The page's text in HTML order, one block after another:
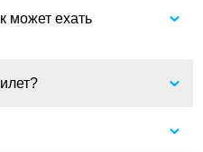
может ехать